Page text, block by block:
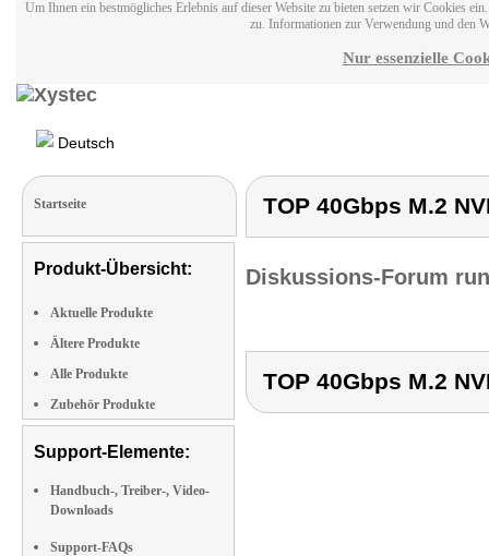
Um Ihnen ein bestmögliches Erlebnis auf dieser Website zu bieten setzen wir Cookies
zu. Informationen zur Verwendung und den
Nur essenzielle
Deutsch
Startseite
Produkt-Übersicht:
Aktuelle Produkte
Ältere Produkte
Alle Produkte
Zubehör Produkte
Support-Elemente:
Handbuch-, Treiber-, Video-
Downloads
Support-FAQs
TOP 40Gbps M.2
Diskussions-Forum
TOP 40Gbps M.2